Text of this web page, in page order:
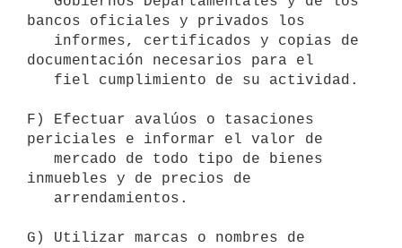
bancos oficiales y privados los
documentación necesarios para el
F) Efectuar avalúos o tasaciones
periciales e informar el valor de
inmuebles y de precios de
G) Utilizar marcas o nombres de